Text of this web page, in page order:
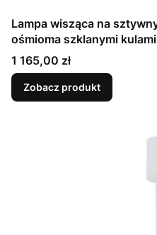
Lampa wisząca na
ośmioma szklanymi
Cena
1 165,00 zł
Zobacz produkt